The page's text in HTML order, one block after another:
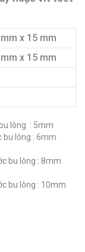
x 15 mm
x 15 mm
lông : 5mm
bu lông : 6mm
bu lông : 8mm
bu lông : 10mm